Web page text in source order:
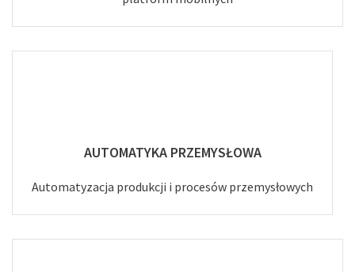
AUTOMATYKA PRZEMYSŁOWA
Automatyzacja produkcji i procesów przemysłowych